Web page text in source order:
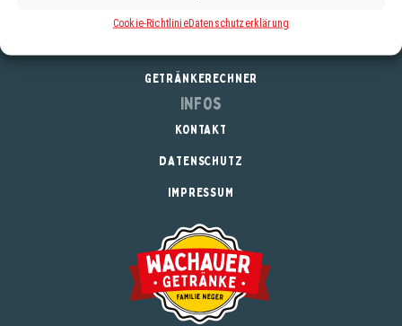
Cookie-RichtlinieDatenschutzerklärung
REGISTRIERUNG
GETRÄNKERECHNER
Infos
KONTAKT
DATENSCHUTZ
IMPRESSUM